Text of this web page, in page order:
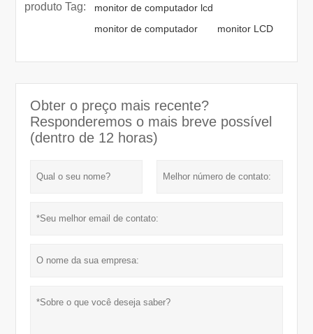
produto Tag:
monitor de computador lcd
monitor de computador
monitor LCD
Obter o preço mais recente?
Responderemos o mais breve possível
(dentro de 12 horas)